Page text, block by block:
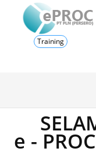
Training
e -